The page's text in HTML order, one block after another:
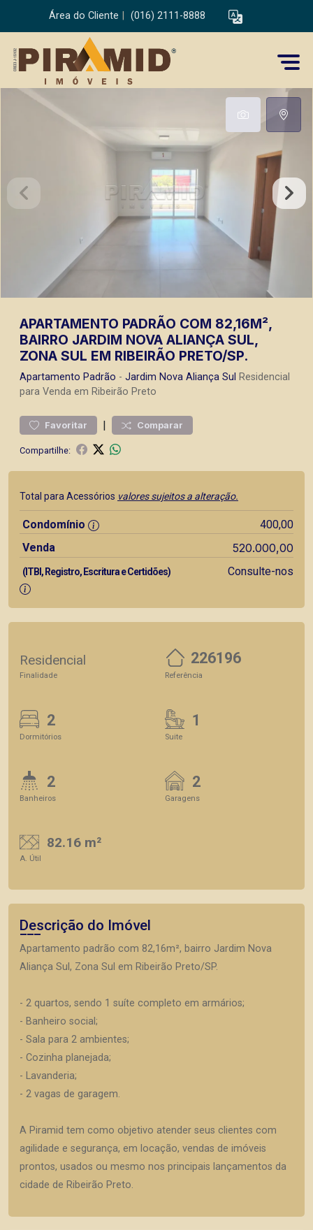
Área do Cliente (016) 2111-8888
APARTAMENTO PADRÃO COM 82,16M²,
BAIRRO JARDIM NOVA ALIANÇA SUL,
ZONA SUL EM RIBEIRÃO PRETO/SP.
Apartamento Padrão - Jardim Nova Aliança Sul Residencial
para Venda em Ribeirão Preto
Favoritar | Comparar
Compartilhe:
Total para Acessórios valores sujeitos a alteração.
Condomínio
400,00
Venda
520.000,00
(ITBI, Registro, Escritura e Certidões) Consulte-nos
Residencial
Finalidade
226196
Referência
2
Dormitórios
1
Suite
2
Banheiros
2
Garagens
82.16 m²
A. Útil
Descrição do Imóvel
Apartamento padrão com 82,16m², bairro Jardim Nova
Aliança Sul, Zona Sul em Ribeirão Preto/SP.
- 2 quartos, sendo 1 suíte completo em armários;
- Banheiro social;
- Sala para 2 ambientes;
- Cozinha planejada;
- Lavanderia;
- 2 vagas de garagem.
A Piramid tem como objetivo atender seus clientes com
agilidade e segurança, em locação, vendas de imóveis
prontos, usados ou mesmo nos principais lançamentos da
cidade de Ribeirão Preto.